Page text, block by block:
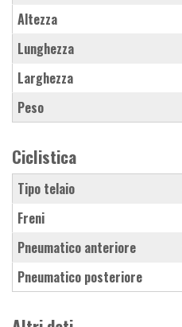
Altezza
Lunghezza
Larghezza
Peso
Ciclistica
Tipo telaio
Freni
Pneumatico anteriore
Pneumatico posteriore